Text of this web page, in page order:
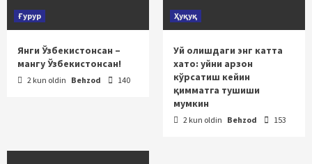
Ғурур
Янги Ўзбекистонсан –
мангу Ўзбекистонсан!
2 kun oldin Behzod 140
Ҳуқуқ
Уй олишдаги энг катта
хато: уйни арзон
кўрсатиш кейин
қимматга тушиши
мумкин
2 kun oldin Behzod 153